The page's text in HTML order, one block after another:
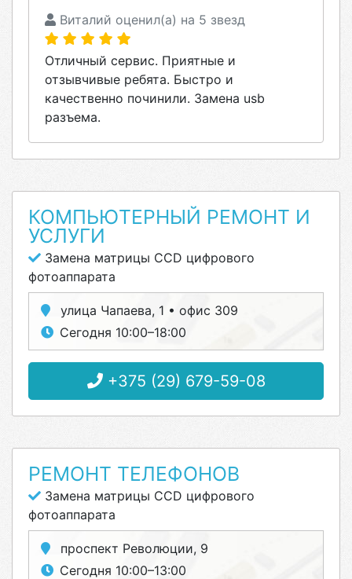
Виталий оценил(а) на 5 звезд
Отличный сервис. Приятные и
отзывчивые ребята. Быстро и
качественно починили. Замена usb
разъема.
КОМПЬЮТЕРНЫЙ РЕМОНТ И
УСЛУГИ
Замена матрицы CCD цифрового
фотоаппарата
улица Чапаева, 1 • офис 309
Сегодня 10:00–18:00
+375 (29) 679-59-08
РЕМОНТ ТЕЛЕФОНОВ
Замена матрицы CCD цифрового
фотоаппарата
проспект Революции, 9
Сегодня 10:00–13:00